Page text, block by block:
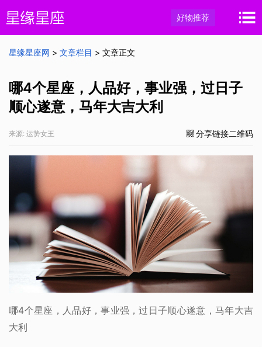
好物推荐
星缘星座网 > 文章栏目 > 文章正文
哪4个星座，人品好，事业强，过日子
顺心遂意，马年大吉大利
来源: 运势女王 分享链接二维码
哪4个星座，人品好，事业强，过日子顺心遂意，马年大吉
大利